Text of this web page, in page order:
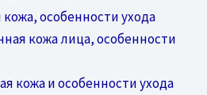
особенности ухода
кожа лица, особенности
кожа и особенности ухода